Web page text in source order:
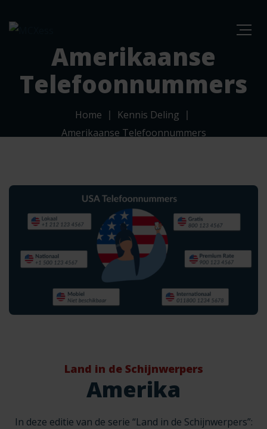
Amerikaanse
Telefoonnummers
Home
Kennis Deling
Amerikaanse Telefoonnummers
Land in de Schijnwerpers
Amerika
In deze editie van de serie “Land in de Schijnwerpers”: